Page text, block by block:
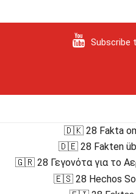
Subscribe
🇩🇰 28 Fakta
🇩🇪 28 Fakten
🇬🇷 28 Γεγονότα για το
🇪🇸 28 Hechos